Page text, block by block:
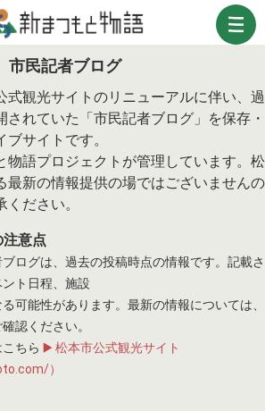
市民記者ブログ
式観光サイトのリニューアルに伴い、過
されていた「市民記者ブログ」を保存・
サイトです。
物語プロジェクトが管理しています。松
最新の情報提供の場ではございませんの
ださい。
意点
ログは、過去の投稿時点の情報です。記載さ
ト日程、施設
可能性があります。最新の情報については、
認ください。
ちら ▶️ 松本市公式観光サイト
）